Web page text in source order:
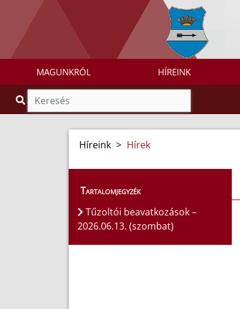
MAGUNKRÓL HÍREINK
Híreink > Hírek
Tartalomjegyzék
Tűzoltói beavatkozások –
2026.06.13. (szombat)